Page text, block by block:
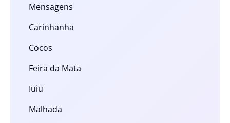
Mensagens
Carinhanha
Cocos
Feira da Mata
Iuiu
Malhada